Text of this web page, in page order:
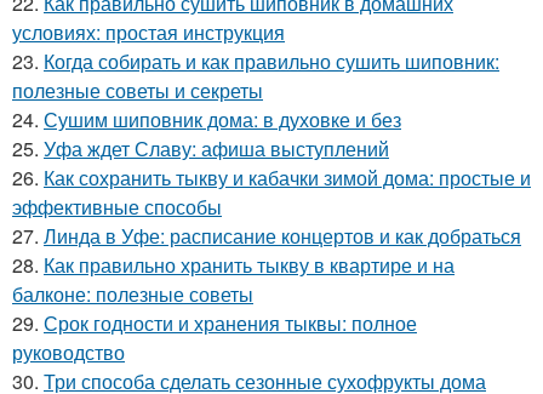
условиях: простая инструкция
23. Когда собирать и как правильно сушить шиповник:
полезные советы и секреты
24. Сушим шиповник дома: в духовке и без
25. Уфа ждет Славу: афиша выступлений
26. Как сохранить тыкву и кабачки зимой дома: простые и
эффективные способы
27. Линда в Уфе: расписание концертов и как добраться
28. Как правильно хранить тыкву в квартире и на
балконе: полезные советы
29. Срок годности и хранения тыквы: полное
руководство
30. Три способа сделать сезонные сухофрукты дома